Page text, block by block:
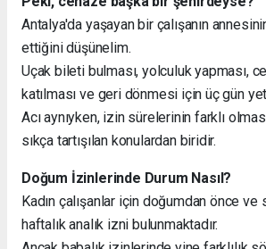
Antalya'da yaşayan bir çalışanın
ettiğini düşünelim.
Uçak bileti bulması, yolculuk yapması,
katılması ve geri dönmesi için üç gün
Acı aynıyken, izin sürelerinin farklı
sıkça tartışılan konulardan biridir.
Doğum İzinlerinde Durum Nasıl?
Kadın çalışanlar için doğumdan önce
haftalık analık izni bulunmaktadır.